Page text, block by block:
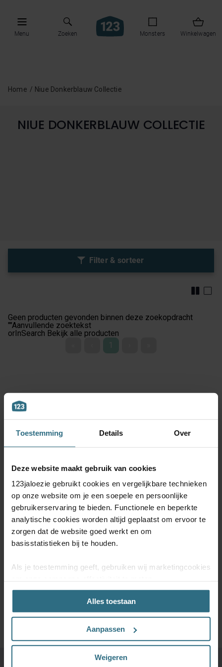
Toestemming Details Over
Deze website maakt gebruik van cookies
123jaloezie gebruikt cookies en vergelijkbare technieken
op onze website om je een soepele en persoonlijke
gebruikerservaring te bieden. Functionele en beperkte
analytische cookies worden altijd geplaatst om ervoor te
zorgen dat de website goed werkt en om
basisstatistieken bij te houden.
Als je toestemming geeft, gebruiken wij marketingcookies
(prestatiegerichte marketingcookies) en content op jouw
voorkeuren af te stemmen (advertentie- en
socialmediacookies). Deze cookies kunnen we inzetten
voor advertentie personalisaties. Met deze cookies
kunnen wij en derde partijen uw gedrag op onze website
onze cookie- en privacyverklaring.
Alles toestaan
Aanpassen
Weigeren
Menu Zoeken Monsters Winkelwagen
Home Niue Donkerblauw Collectie
NIUE DONKERBLAUW COLLECTIE
Filter & sorteer
Geen producten gevonden binnen deze zoekopdracht
""Aanvullende zoektekst
orInSearch Bekijk alle producten
1
ABONNEER JE NU OP ONZE
NIEUWSBRIEF
Schrijf je in voor onze nieuwsbrief en blijf op de hoogte van
kortingsacties en productupdates. Door je te abonneren op de
nieuwsbrief, ga je akkoord met onzeAlgemene voorwaarden
Privacy & Cookiebeleid.
SCHRIJF MIJ IN